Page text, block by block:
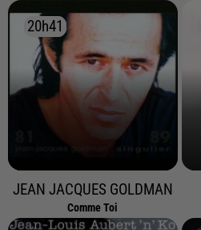
20h41
20h41
JEAN JACQUES GOLDMAN
Comme Toi